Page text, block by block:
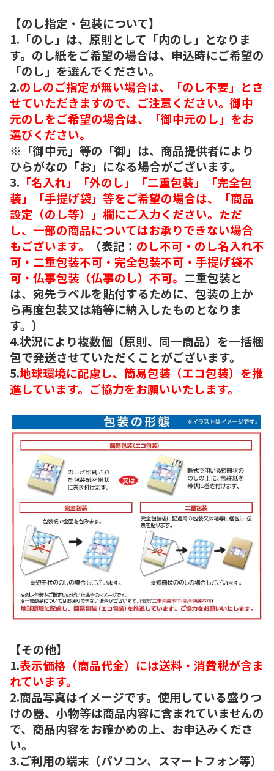
【のし指定・包装について】
1.「のし」は、原則として「内のし」となりま
す。のし紙をご希望の場合は、申込時にご希望の
「のし」を選んでください。
2.のしのご指定が無い場合は、「のし不要」とさ
せていただきますので、ご注意ください。御中
元のしをご希望の場合は、「御中元のし」をお
選びください。
※「御中元」等の「御」は、商品提供者により
ひらがなの「お」になる場合がございます。
3. 「名入れ」「外のし」「二重包装」「完全包
装」「手提げ袋」等をご希望の場合は、「商品
設定（のし等）」欄にご入力ください。ただ
し、一部の商品についてはお承りできない場合
もございます。
（表記： のし不可・のし名入れ不
可・二重包装不可・完全包装不可・手提げ袋不
可・仏事包装（仏事のし）不可。 二重包装と
は、宛先ラベルを貼付するために、包装の上か
ら再度包装又は箱等に納入したものとなりま
す。）
4.状況により複数個（原則、同一商品）を一括梱
包で発送させていただくことがございます。
5.地球環境に配慮し、簡易包装（エコ包装）を推
進しています。ご協力をお願いいたします。
【その他】
1.表示価格（商品代金）には送料・消費税が含ま
れています。
2.商品写真はイメージです。使用している盛りつ
けの器、小物等は商品内容に含まれていませんの
で、商品内容をお確かめの上、お申込みくださ
い。
3.ご利用の端末（パソコン、スマートフォン等）